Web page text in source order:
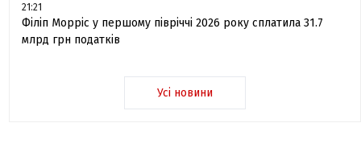
21:21
Філіп Морріс у першому півріччі 2026 року сплатила 31.7
млрд грн податків
Усі новини